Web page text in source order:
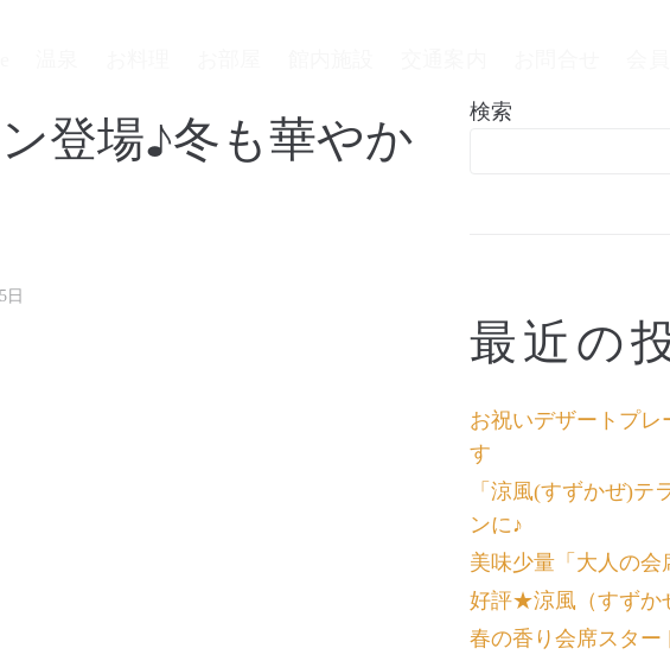
登場♪冬も華やか
日
検索
最近の
お祝いデザートプレ
す
「涼風(すずかぜ)テ
ンに♪
美味少量「大人の会
好評★涼風（すずか
春の香り会席スター